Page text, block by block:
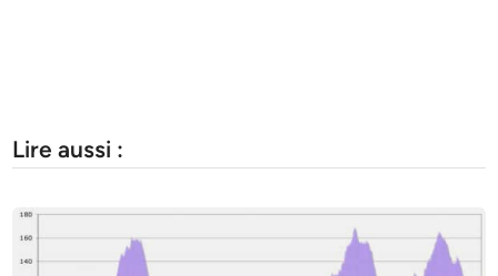
Lire aussi :